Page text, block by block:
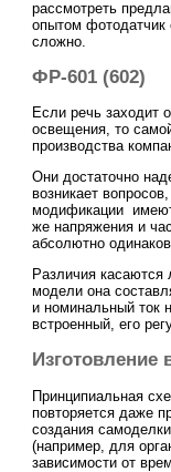
рассмотреть
опытом фотодатчик
сложно.
ФР-601 (602)
Если речь заходит
освещения, то
производства
Они достаточно
возникает
модификации
же напряжения и
абсолютно
Различия
модели она
и номинальный ток
встроенный, его
Изготовление
Принципиальная
повторяется даже
создания
(например, для
зависимости от